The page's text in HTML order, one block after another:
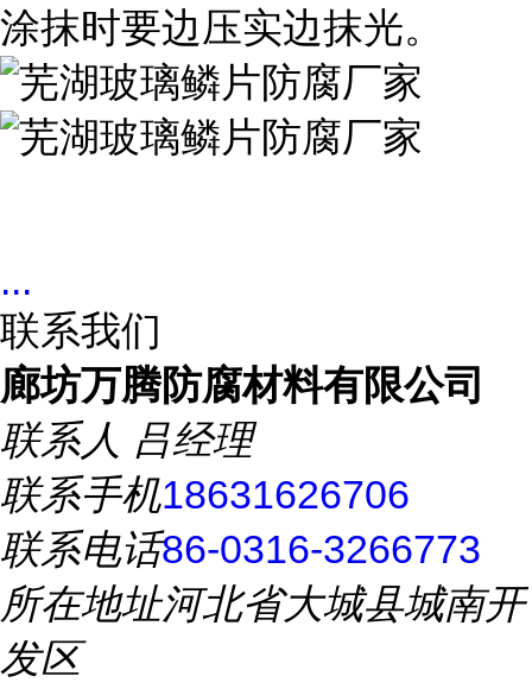
涂抹时要边压实边抹光。
...
联系我们
廊坊万腾防腐材料有限公司
联系人 吕经理
联系手机18631626706
联系电话86-0316-3266773
所在地址河北省大城县城南开
发区